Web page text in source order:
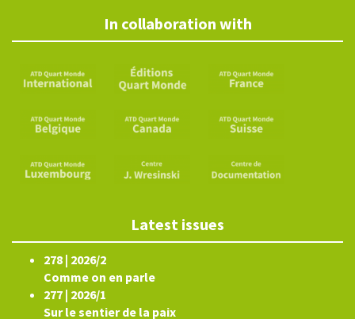
In collaboration with
Latest issues
278 | 2026/2
Comme on en parle
277 | 2026/1
Sur le sentier de la paix